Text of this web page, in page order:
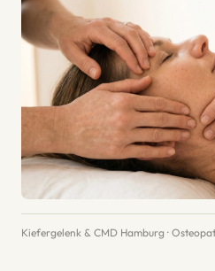
Kiefergelenk & CMD Hamburg ·